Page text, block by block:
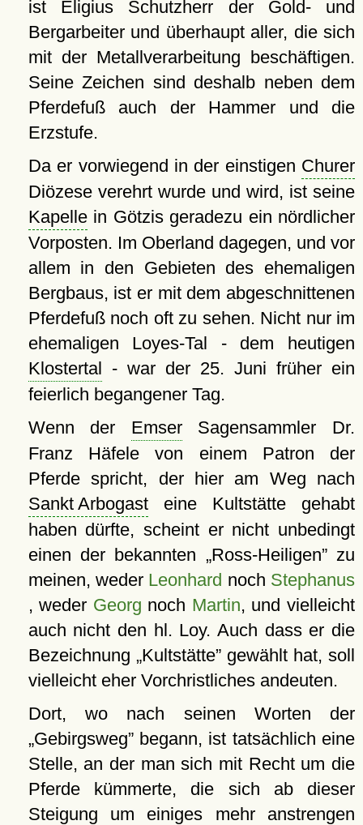
ist Eligius Schutzherr der Gold- und
Bergarbeiter und überhaupt aller, die sich
mit der Metallverarbeitung beschäftigen.
Seine Zeichen sind deshalb neben dem
Pferdefuß auch der Hammer und die
Erzstufe.
Da er vorwiegend in der einstigen Churer
Diözese verehrt wurde und wird, ist seine
Kapellein Götzis geradezu ein nördlicher
Vorposten. Im Oberland dagegen, und vor
allem in den Gebieten des ehemaligen
Bergbaus, ist er mit dem abgeschnittenen
Pferdefuß noch oft zu sehen. Nicht nur im
ehemaligen Loyes-Tal - dem heutigen
Klostertal - war der 25. Juni früher ein
feierlich begangener Tag.
Wenn der EmserSagensammler Dr.
Franz Häfele von einem Patron der
Pferde spricht, der hier am Weg nach
Sankt Arbogasteine Kultstätte gehabt
haben dürfte, scheint er nicht unbedingt
einen der bekannten
Ross-Heiligen zu
meinen, weder Leonhard noch Stephanus
, weder Georg noch Martin, und vielleicht
auch nicht den hl. Loy. Auch dass er die
Bezeichnung Kultstätte gewählt hat, soll
vielleicht eher Vorchristliches andeuten.
Dort, wo nach seinen Worten der
Gebirgsweg begann, ist tatsächlich eine
Stelle, an der man sich mit Recht um die
Pferde kümmerte, die sich ab dieser
Steigung um einiges mehr anstrengen